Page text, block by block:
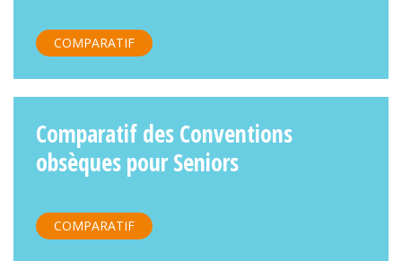
COMPARATIF
Comparatif des Conventions
obsèques pour Seniors
COMPARATIF